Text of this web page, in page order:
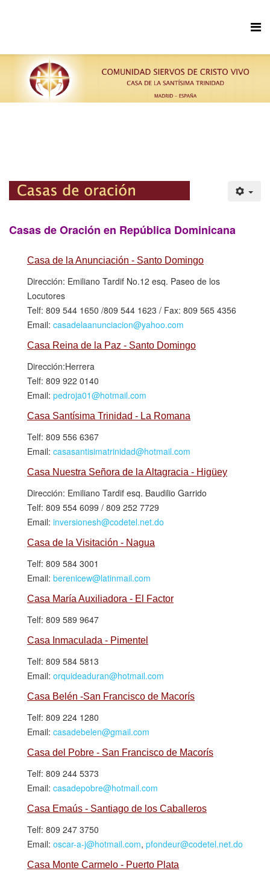
Casas de Oración en República Dominicana
Casa de la Anunciación - Santo Domingo
Dirección: Emiliano Tardif No.12 esq. Paseo de los
Locutores
Telf: 809 544 1650 /809 544 1623 / Fax: 809 565 4356
Email: casadelaanunciacion@yahoo.com
Casa Reina de la Paz - Santo Domingo
Dirección:Herrera
Telf: 809 922 0140
Email: pedroja01@hotmail.com
Casa Santísima Trinidad - La Romana
Telf: 809 556 6367
Email: casasantisimatrinidad@hotmail.com
Casa Nuestra Señora de la Altagracia - Higüey
Dirección: Emiliano Tardif esq. Baudilio Garrido
Telf: 809 554 6099 / 809 252 7729
Email: inversionesh@codetel.net.do
Casa de la Visitación - Nagua
Telf: 809 584 3001
Email: berenicew@latinmail.com
Casa María Auxiliadora - El Factor
Telf: 809 589 9647
Casa Inmaculada - Pimentel
Telf: 809 584 5813
Email: orquideaduran@hotmail.com
Casa Belén -San Francisco de Macorís
Telf: 809 224 1280
Email: casadebelen@gmail.com
Casa del Pobre - San Francisco de Macorís
Telf: 809 244 5373
Email: casadepobre@hotmail.com
Casa Emaús - Santiago de los Caballeros
Telf: 809 247 3750
Email: oscar-a-j@hotmail.com, pfondeur@codetel.net.do
Casa Monte Carmelo - Puerto Plata